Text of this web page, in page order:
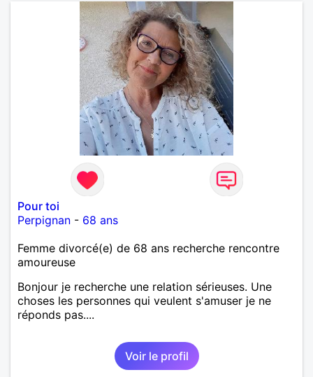
Pour toi
Perpignan - 68 ans
Femme divorcé(e) de 68 ans recherche rencontre
amoureuse
Bonjour je recherche une relation sérieuses. Une
choses les personnes qui veulent s'amuser je ne
réponds pas....
Voir le profil